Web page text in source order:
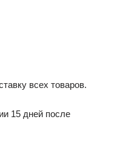
всех товаров.
15 дней после